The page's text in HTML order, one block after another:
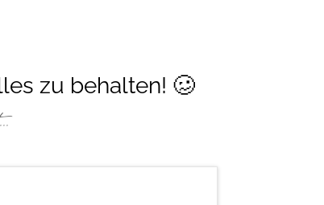
zu behalten! 🥴